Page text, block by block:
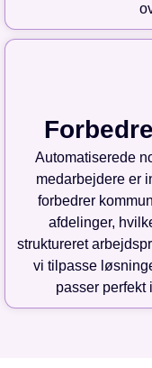
Automatiserede
medarbejdere er
forbedrer
afdelinger,
struktureret
vi tilpasse
passer perfekt